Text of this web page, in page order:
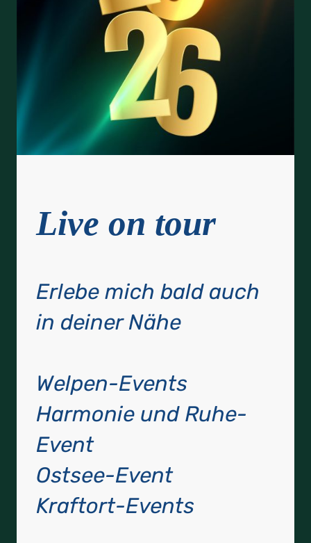
Live on tour
Erlebe mich bald auch
in deiner Nähe
Welpen-Events
Harmonie und Ruhe-
Event
Ostsee-Event
Kraftort-Events